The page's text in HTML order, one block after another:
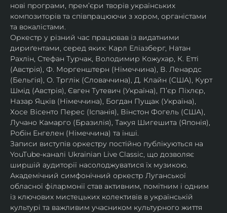
нові програми, прем’єри творів українських
композиторів та співпрацюючи з хором, органістами
та вокалістами.
Оркестр у різний час працював із видатними
дириґентами, серед яких: Карл Еліазберг, Натан
Рахлін, Стефан Турчак, Володимир Кожухар, К. Етті
(Австрія), Ф. Моргенштерн (Німеччина), В. Ленардс
(Бельгія), О. Трглік (Словаччина), Д. Клайн (США), Курт
Шмід (Австрія), Євген Тутевич (Україна), П’єр Піхлєр,
Назар Яцків (Німеччина), Богдан Пущак (Україна),
Хосе Вісенто Перес (Іспанія), Вінстон Фогель (США),
Лучано Камарго (Бразилія), Такуя Шигешита (Японія),
Робін Енгелен (Німеччина) та інші.
Записи виступів оркестру постійно публікуються на
YouTube-каналі Ukrainian Live Classic, що дозволяє
ширшій аудиторії насолоджуватися їх музикою​.
Академічний симфонічний оркестр Луганської
обласної філармонії став активним, помітним і одним
із ключових мистецьких колективів в українській
культурі та важливим учасником культурного життя